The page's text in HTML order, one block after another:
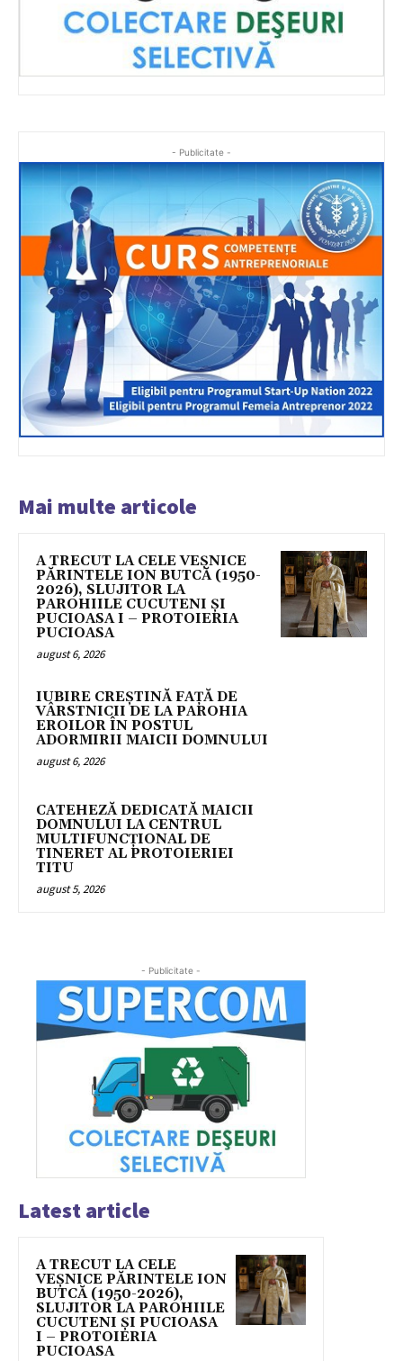
- Publicitate -
Mai multe articole
A TRECUT LA CELE VEȘNICE
PĂRINTELE ION BUTCĂ (1950-
2026), SLUJITOR LA
PAROHIILE CUCUTENI ȘI
PUCIOASA I – PROTOIERIA
PUCIOASA
august 6, 2026
IUBIRE CREȘTINĂ FAȚĂ DE
VÂRSTNICII DE LA PAROHIA
EROILOR ÎN POSTUL
ADORMIRII MAICII DOMNULUI
august 6, 2026
CATEHEZĂ DEDICATĂ MAICII
DOMNULUI LA CENTRUL
MULTIFUNCȚIONAL DE
TINERET AL PROTOIERIEI
TITU
august 5, 2026
- Publicitate -
Latest article
A TRECUT LA CELE
VEȘNICE PĂRINTELE ION
BUTCĂ (1950-2026),
SLUJITOR LA PAROHIILE
CUCUTENI ȘI PUCIOASA
I – PROTOIERIA
PUCIOASA